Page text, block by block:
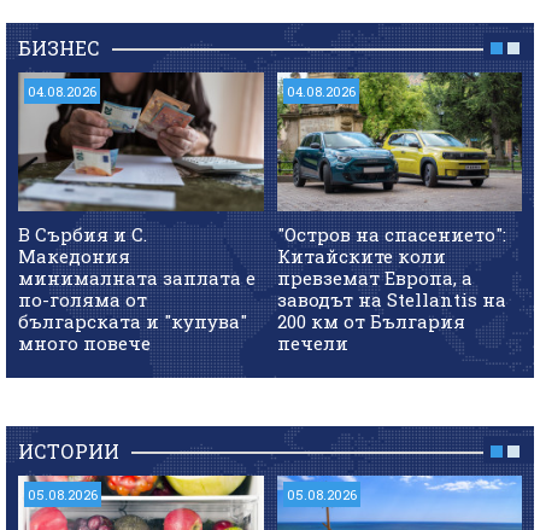
БИЗНЕС
04.08.2026
В Сърбия и С.
Македония
минималната заплата е
по-голяма от
българската и "купува"
много повече
04.08.2026
"Остров на спасението":
Китайските коли
превземат Европа, а
заводът на Stellantis на
200 км от България
печели
ИСТОРИИ
05.08.2026 05.08.2026